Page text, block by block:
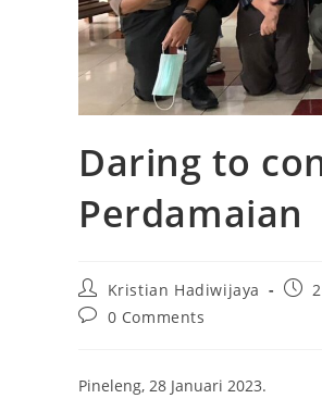
Daring to
Perdamaian
Post
author:
Kristian Hadiwijaya
Post
Post0 Comments
Pineleng, 28 Januari 2023.